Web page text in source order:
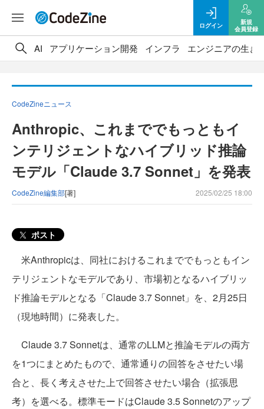
ログイン
新規
会員登録
AI アプリケーション開発 インフラ エンジニアの生き
CodeZineニュース
Anthropic、これまででもっともイ
ンテリジェントなハイブリッド推論
モデル「Claude 3.7 Sonnet」を発表
CodeZine編集部[著] 2025/02/25 18:00
ポスト
米Anthropicは、同社におけるこれまででもっともイン
テリジェントなモデルであり、市場初となるハイブリッ
ド推論モデルとなる「Claude 3.7 Sonnet」を、2月25日
（現地時間）に発表した。
Claude 3.7 Sonnetは、通常のLLMと推論モデルの両方
を1つにまとめたもので、通常通りの回答をさせたい場
合と、長く考えさせた上で回答させたい場合（拡張思
考）を選べる。標準モードはClaude 3.5 Sonnetのアップ